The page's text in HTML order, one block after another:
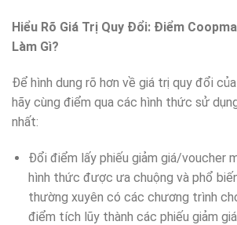
Hiểu Rõ Giá Trị Quy Đổi: Điểm
Làm Gì?
Để hình dung rõ hơn về giá trị quy đổi
hãy cùng điểm qua các hình thức sử
nhất:
Đổi điểm lấy phiếu giảm giá/voucher
hình thức được ưa chuộng và phổ
thường xuyên có các chương trình
điểm tích lũy thành các phiếu giảm